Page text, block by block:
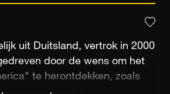
uit Duitsland, vertrok in 2000
door de wens om het
te herontdekken, zoals